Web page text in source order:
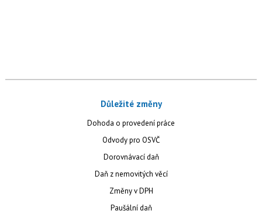
Důležité změny
Dohoda o provedení práce
Odvody pro OSVČ
Dorovnávací daň
Daň z nemovitých věcí
Změny v DPH
Paušální daň